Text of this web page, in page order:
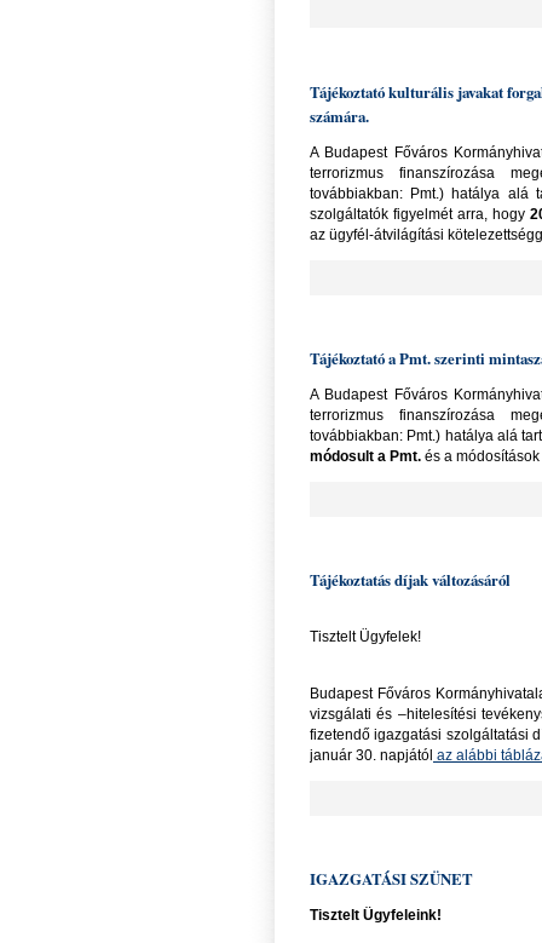
Tájékoztató kulturális javakat
számára.
A Budapest Főváros
terrorizmus finanszírozása
továbbiakban: Pmt.) hatálya alá
szolgáltatók figyelmét arra, hogy
az ügyfél-átvilágítási
Tájékoztató a Pmt. szerinti
A Budapest Főváros
terrorizmus finanszírozása
továbbiakban: Pmt.) hatálya alá
módosult a Pmt. és a
Tájékoztatás díjak változásáról
Tisztelt Ügyfelek!
Budapest Főváros
vizsgálati és –hitelesítési
fizetendő igazgatási szolgáltatási
január 30. napjától az alábbi
IGAZGATÁSI SZÜNET
Tisztelt Ügyfeleink!